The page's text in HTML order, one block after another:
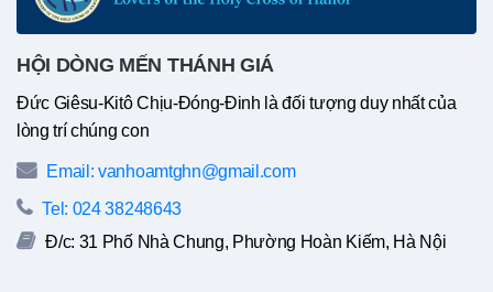
HỘI DÒNG MẾN THÁNH GIÁ
Đức Giêsu-Kitô Chịu-Đóng-Đinh là đối tượng duy nhất của
lòng trí chúng con
Email: vanhoamtghn@gmail.com
Tel: 024 38248643
Đ/c: 31 Phố Nhà Chung, Phường Hoàn Kiếm, Hà Nội